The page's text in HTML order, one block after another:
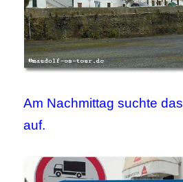
Am Nachmittag suchte das
auf.